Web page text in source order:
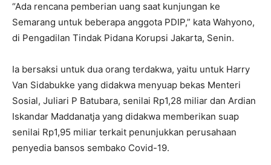
“Ada rencana pemberian uang saat kunjungan ke
Semarang untuk beberapa anggota PDIP,” kata Wahyono,
di Pengadilan Tindak Pidana Korupsi Jakarta, Senin.
Ia bersaksi untuk dua orang terdakwa, yaitu untuk Harry
Van Sidabukke yang didakwa menyuap bekas Menteri
Sosial, Juliari P Batubara, senilai Rp1,28 miliar dan Ardian
Iskandar Maddanatja yang didakwa memberikan suap
senilai Rp1,95 miliar terkait penunjukkan perusahaan
penyedia bansos sembako Covid-19.